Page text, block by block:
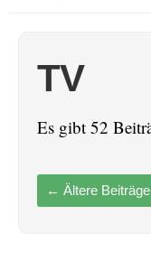
TV
Es gibt 52
← Ältere Beiträge